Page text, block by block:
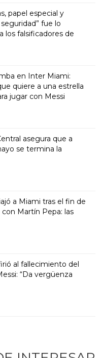
papel especial y
fue lo
los falsificadores de
en Inter Miami:
quiere a una estrella
jugar con Messi
asegura que a
se termina la
a Miami tras el fin de
con Martín Pepa: las
al fallecimiento del
“Da vergüenza